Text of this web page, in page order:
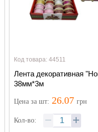
Код товара: 44511
Лента декоративная
38мм*3м
Ценаза шт: 26.07 грн
Кол-во: